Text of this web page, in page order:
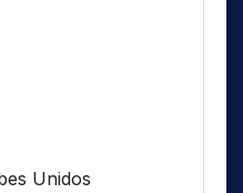
Unidos